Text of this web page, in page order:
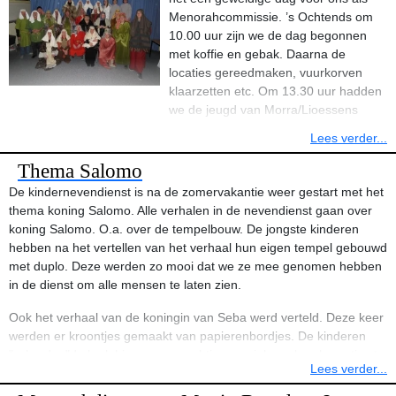
Menorahcommissie. ’s Ochtends om
10.00 uur zijn we de dag begonnen
met koffie en gebak. Daarna de
locaties gereedmaken, vuurkorven
klaarzetten etc. Om 13.30 uur hadden
we de jeugd van Morra/Lioessens
kaarsjes langs de route te plaatsen. Met wel 10! Man/vrouw sterk
was deze klus zo geklaard. Om 16.30 uur richting de Gearkomst
om daar soep en broodjes voor de spelers klaar te zetten. Vanaf
17.00 uur kwamen de spelers binnen gedruppeld, wat was dat een
belevenis. Herodes in zijn mooie dure mantel hijsen, de herders
helpen met hun prachtige hoofddoeken gemaakt van
badhanddoeken, wat een wille ha we hân…. Geweldig! Om 18.00
uur kwamen Fokke en Janny om een groepsfoto te maken waarna
waren al ruim voor 18.30 uur aanwezig. En de eerste groep vertrok
dan ook stipt om 18.30 uur. Onder leiding van een
Kerk met een introductiefilmpje, hierin vroeg de Familie de Vries
zich af wat het kerstfeest eigenlijk betekent? Hierna verliet de groep
Lees verder...
Thema Salomo
De kindernevendienst is na de zomervakantie weer gestart met het
thema koning Salomo. Alle verhalen in de nevendienst gaan over
koning Salomo. O.a. over de tempelbouw. De jongste kinderen
hebben na het vertellen van het verhaal hun eigen tempel gebouwd
met duplo. Deze werden zo mooi dat we ze mee genomen hebben
in de dienst om alle mensen te laten zien.
Ook het verhaal van de koningin van Seba werd verteld. Deze keer
werden er kroontjes gemaakt van papierenbordjes. De kinderen
Lees verder...